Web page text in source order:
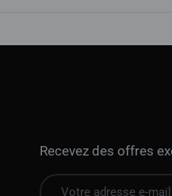
Recevez des offres
E-mail